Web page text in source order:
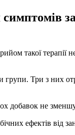
такої
Три з них
добавок не
ефектів від